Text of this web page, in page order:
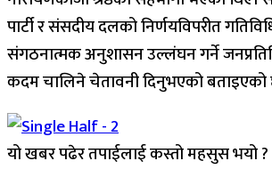
पार्टी र संसदीय दलको निर्णयविपरीत
संगठनात्मक अनुशासन उल्लंघन गर्ने
कदम चालिने चेतावनी दिनुभएको बताइएको
यो खबर पढेर तपाईलाई कस्तो महसुस भयो ?